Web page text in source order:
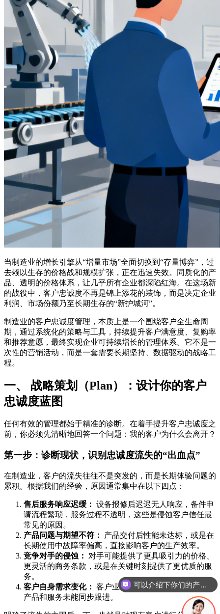
当制造业的增长引擎从“增量市场”全面切换到“存量博弈”，过
去赖以生存的价格战和规模扩张，正在迅速失效。同质化的产
品、透明的价格体系，让几乎所有企业都深陷红海。在这场新
的战役中，客户忠诚度不再是锦上添花的装饰，而是决定企业
利润、市场份额乃至长期生存的“新护城河”。
制造业的客户忠诚度管理，本质上是一个围绕客户全生命周
期，通过系统化的策略与工具，持续提升客户满意度、复购率
和推荐意愿，最终实现企业可持续增长的管理体系。它不是一
次性的营销活动，而是一套需要长期坚持、数据驱动的战略工
程。
一、 战略策划（Plan）：设计你的客户
忠诚度蓝图
任何有效的管理都始于精准的诊断。在着手提升客户忠诚度之
前，你必须先清晰地回答一个问题：我的客户为什么会离开？
第一步：诊断现状，识别忠诚度流失的“出血点”
在制造业，客户的流失往往不是突发的，而是长期体验问题的
累积。根据我们的经验，原因通常集中在以下四点：
售后服务响应迟缓： 设备报修后迟迟无人响应，备件申
请流程繁琐，服务过程不透明，这些是侵蚀客户信任最
常见的原因。
产品问题与期望不符：
产品交付后性能未达标，或是在
长期使用中故障率偏高，直接影响客户的生产效率。
竞争对手的侵蚀：
对手可能提供了更具吸引力的价格、
更灵活的商务条款，或是在关键时刻提供了更优质的服
务。
客户自身需求变化： 客户业务转型、技术升级，而你的
产品和服务未能同步跟进。
你们是怎么收费的呢